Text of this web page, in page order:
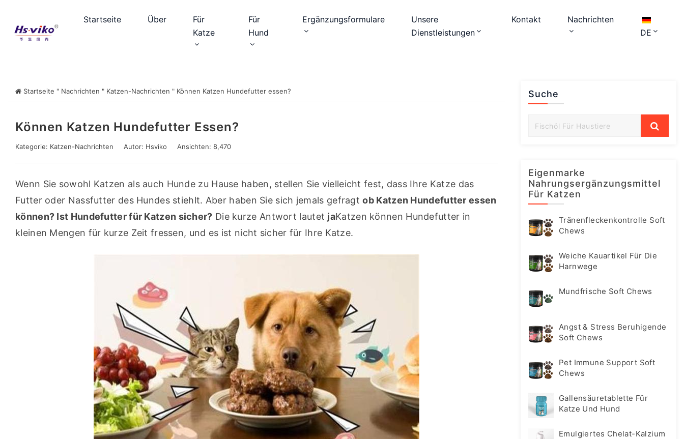
Startseite Über
Für
Katze
Für
Hund
Ergänzungsformulare
Unsere
Dienstleistungen
Kontakt
Nachrichten
DE
Startseite " Nachrichten " Katzen-Nachrichten " Können Katzen Hundefutter essen?
Können Katzen Hundefutter Essen?
Kategorie: Katzen-Nachrichten Autor: Hsviko Ansichten: 8,470
Wenn Sie sowohl Katzen als auch Hunde zu Hause haben, stellen Sie vielleicht fest, dass Ihre Katze das
Futter oder Nassfutter des Hundes stiehlt. Aber haben Sie sich jemals gefragt ob Katzen Hundefutter essen
können? Ist Hundefutter für Katzen sicher? Die kurze Antwort lautet jaKatzen können Hundefutter in
kleinen Mengen für kurze Zeit fressen, und es ist nicht sicher für Ihre Katze.
Suche
Eigenmarke
Nahrungsergänzungsmittel
Für Katzen
Tränenfleckenkontrolle Soft
Chews
Weiche Kauartikel Für Die
Harnwege
Mundfrische Soft Chews
Angst & Stress Beruhigende
Soft Chews
Pet Immune Support Soft
Chews
Gallensäuretablette Für
Katze Und Hund
Emulgiertes Chelat-Kalzium